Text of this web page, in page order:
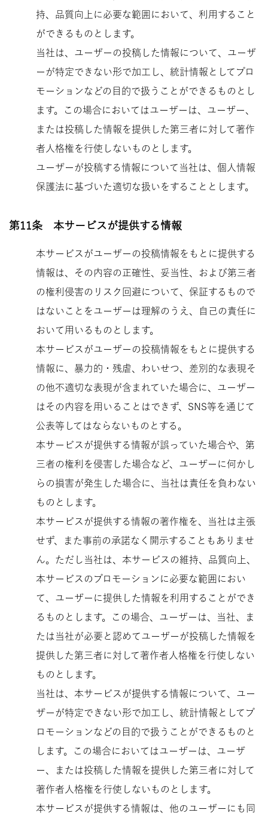
持、品質向上に必要な範囲において、利用すること
ができるものとします。
当社は、ユーザーの投稿した情報について、ユーザ
ーが特定できない形で加工し、統計情報としてプロ
モーションなどの目的で扱うことができるものとし
ます。この場合においてはユーザーは、ユーザー、
または投稿した情報を提供した第三者に対して著作
者人格権を行使しないものとします。
ユーザーが投稿する情報について当社は、個人情報
保護法に基づいた適切な扱いをすることとします。
第11条 本サービスが提供する情報
本サービスがユーザーの投稿情報をもとに提供する
情報は、その内容の正確性、妥当性、および第三者
の権利侵害のリスク回避について、保証するもので
はないことをユーザーは理解のうえ、自己の責任に
おいて用いるものとします。
本サービスがユーザーの投稿情報をもとに提供する
情報に、暴力的・残虐、わいせつ、差別的な表現そ
の他不適切な表現が含まれていた場合に、ユーザー
はその内容を用いることはできず、SNS等を通じて
公表等してはならないものとする。
本サービスが提供する情報が誤っていた場合や、第
三者の権利を侵害した場合など、ユーザーに何かし
らの損害が発生した場合に、当社は責任を負わない
ものとします。
本サービスが提供する情報の著作権を、当社は主張
せず、また事前の承諾なく開示することもありませ
ん。ただし当社は、本サービスの維持、品質向上、
本サービスのプロモーションに必要な範囲におい
て、ユーザーに提供した情報を利用することができ
るものとします。この場合、ユーザーは、当社、ま
たは当社が必要と認めてユーザーが投稿した情報を
提供した第三者に対して著作者人格権を行使しない
ものとします。
当社は、本サービスが提供する情報について、ユー
ザーが特定できない形で加工し、統計情報としてプ
ロモーションなどの目的で扱うことができるものと
します。この場合においてはユーザーは、ユーザ
ー、または投稿した情報を提供した第三者に対して
著作者人格権を行使しないものとします。
本サービスが提供する情報は、他のユーザーにも同